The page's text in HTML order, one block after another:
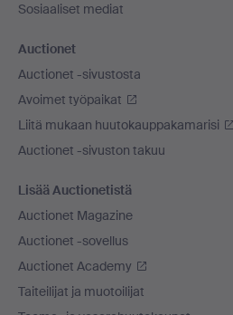
Sosiaaliset mediat
Auctionet
Auctionet -sivustosta
Avoimet työpaikat
Liitä mukaan huutokauppakamarisi
Auctionet -sivuston takuu
Lisää Auctionetistä
Auctionet Magazine
Auctionet -sovellus
Auctionet Academy
Taiteilijat ja muotoilijat